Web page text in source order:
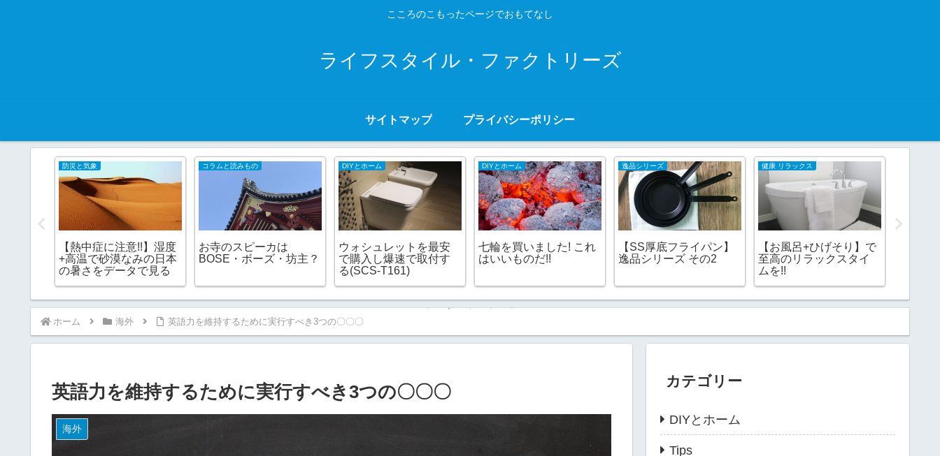
こころのこもったページでおもてなし
ライフスタイル・ファクトリーズ
サイトマップ プライバシーポリシー
防災と気象
【熱中症に注意!!】湿度
+高温で砂漠なみの日本
の暑さをデータで見る
コラムと読みもの
お寺のスピーカは
BOSE・ボーズ・坊主？
DIYとホーム
ウォシュレットを最安
で購入し爆速で取付す
る(SCS-T161)
DIYとホーム
七輪を買いました! これ
はいいものだ!!
逸品シリーズ
【SS厚底フライパン】
逸品シリーズ その2
健康 リラックス
【お風呂+ひげそり】で
至高のリラックスタイ
ムを!!
ホーム 海外 英語力を維持するために実行すべき3つの〇〇〇
英語力を維持するために実行すべき3つの〇〇〇
海外
カテゴリー
DIYとホーム
Tips